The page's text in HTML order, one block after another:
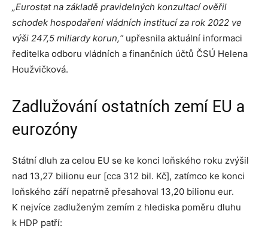
„Eurostat na základě pravidelných konzultací ověřil
schodek hospodaření vládních institucí za rok 2022 ve
výši 247,5 miliardy korun,“ upřesnila aktuální informaci
ředitelka odboru vládních a finančních účtů ČSÚ Helena
Houžvičková.
Zadlužování ostatních zemí EU a
eurozóny
Státní dluh za celou EU se ke konci loňského roku zvýšil
nad 13,27 bilionu eur [cca 312 bil. Kč], zatímco ke konci
loňského září nepatrně přesahoval 13,20 bilionu eur.
K nejvíce zadluženým zemím z hlediska poměru dluhu
k HDP patří: